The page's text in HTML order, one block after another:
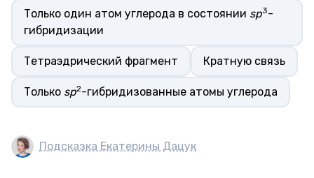
Только один атом углерода в состоянии sp3-
гибридизации
Тетраэдрический фрагмент Кратную связь
Только sp2-гибридизованные атомы углерода
Подсказка Екатерины Дацук